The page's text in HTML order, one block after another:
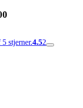
stjerner.4.52